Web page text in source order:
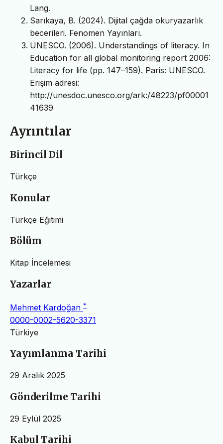
Lang.
Sarıkaya, B. (2024). Dijital çağda okuryazarlık
becerileri. Fenomen Yayınları.
UNESCO. (2006). Understandings of literacy. In
Education for all global monitoring report 2006:
Literacy for life (pp. 147–159). Paris: UNESCO.
Erişim adresi:
http://unesdoc.unesco.org/ark:/48223/pf00001
41639
Ayrıntılar
Birincil Dil
Türkçe
Konular
Türkçe Eğitimi
Bölüm
Kitap İncelemesi
Yazarlar
Mehmet Kardoğan *
0000-0002-5620-3371
Türkiye
Yayımlanma Tarihi
29 Aralık 2025
Gönderilme Tarihi
29 Eylül 2025
Kabul Tarihi